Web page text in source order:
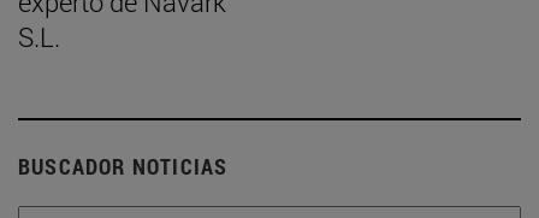
S.L.
BUSCADOR NOTICIAS